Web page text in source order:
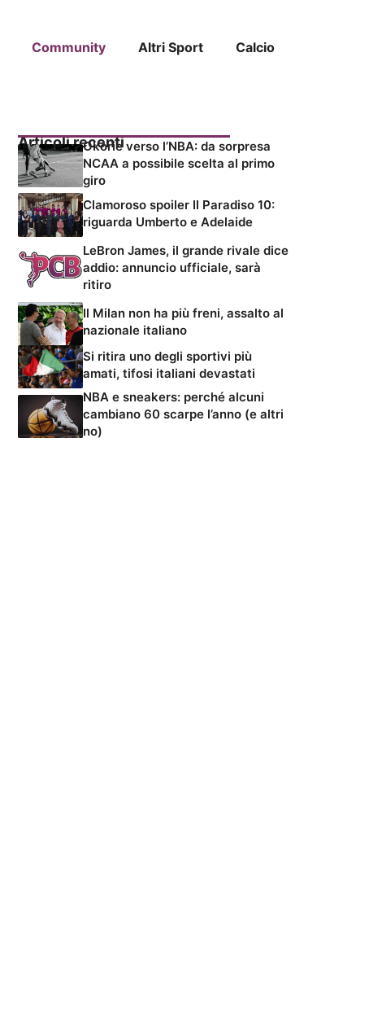
Community Altri Sport Calcio
Articoli recentiOkorie verso l’NBA: da sorpresa
NCAA a possibile scelta al primo
giro
Clamoroso spoiler Il Paradiso 10:
riguarda Umberto e Adelaide
LeBron James, il grande rivale dice
addio: annuncio ufficiale, sarà
ritiro
Il Milan non ha più freni, assalto al
nazionale italiano
Si ritira uno degli sportivi più
amati, tifosi italiani devastati
NBA e sneakers: perché alcuni
cambiano 60 scarpe l’anno (e altri
no)